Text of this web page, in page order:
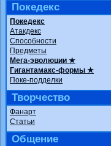
Покедекс
Покедекс
Атакдекс
Способности
Предметы
Мега-эволюции ★
Гигантамакс-формы ★
Поке-подделки
Творчество
Фанарт
Статьи
Общение